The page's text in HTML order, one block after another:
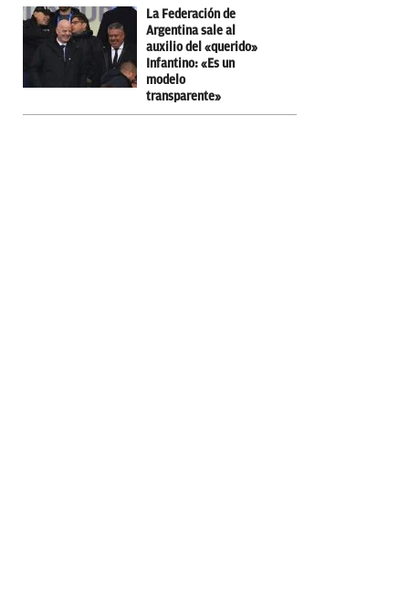
La Federación de
Argentina sale al
auxilio del «querido»
Infantino: «Es un
modelo
transparente»